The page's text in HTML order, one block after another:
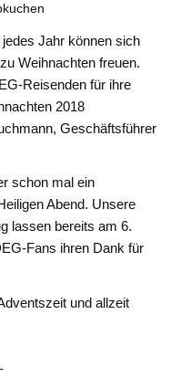
Jahr können sich
Weihnachten freuen.
Reisenden für ihre
2018
Geschäftsführer
schon mal ein
Abend. Unsere
lassen bereits am 6.
Fans ihren Dank für
und allzeit